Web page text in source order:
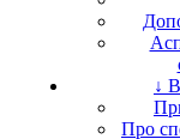
↓
Про